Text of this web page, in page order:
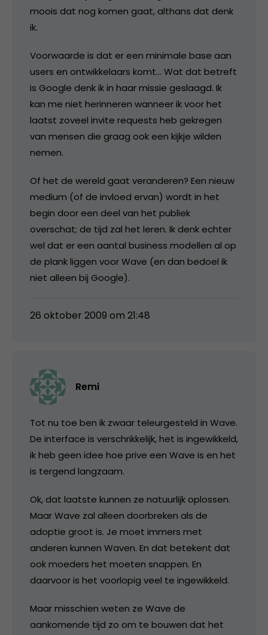
moois dat nog komen gaat, althans dat denk
ik.
Voorwaarde is dat er een minimale base aan
users en ontwikkelaars komt… Wat dat betreft
is Google denk ik in haar missie geslaagd. Ik
kan me niet herinneren wanneer ik voor het
laatst zoveel invite requests heb gekregen
van mensen die graag ook een kijkje wilden
nemen.
Of het de wereld gaat veranderen? Een nieuw
medium (of de invloed ervan) wordt in het
begin door een deel van het publiek
overschat; de tijd zal het leren. Ik denk echter
wel dat er een aantal business modellen al op
de plank liggen voor Wave (en dan bedoel ik
niet alleen bij Google).
26 oktober 2009 om 21:48
Remi
Tot nu toe ben ik zwaar teleurgesteld in Wave.
De interface is verschrikkelijk, het is ingewikkeld,
ik heb geen idee hoe prive een Wave is en het
is tergend langzaam.
Ok, dat laatste kunnen ze natuurlijk oplossen.
Maar Wave zal alleen doorbreken als de
adoptie groot is. Je moet immers met
anderen kunnen Waven. En dat betekent dat
ook moeders het moeten snappen. En
daarvoor is het voorlopig veel te ingewikkeld.
Maar misschien weten ze Wave de
aankomende tijd zo om te bouwen dat het